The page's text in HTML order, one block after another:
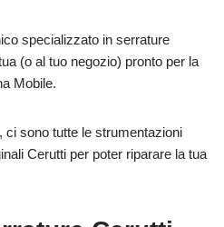
specializzato in serrature
(o al tuo negozio) pronto per la
Mobile.
ci sono tutte le strumentazioni
Cerutti per poter riparare la tua